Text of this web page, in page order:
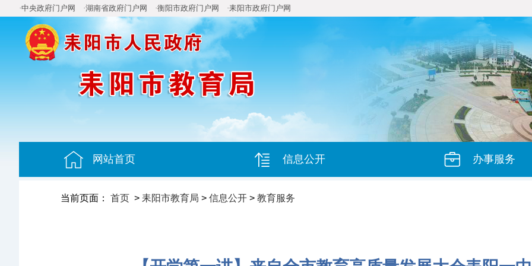
·中央政府门户网 ·湖南省政府门户网 ·衡阳市政府门户网 ·耒阳市政府门户网
网站首页 信息公开 办事服务
当前页面： 首页 > 耒阳市教育局 > 信息公开 > 教育服务